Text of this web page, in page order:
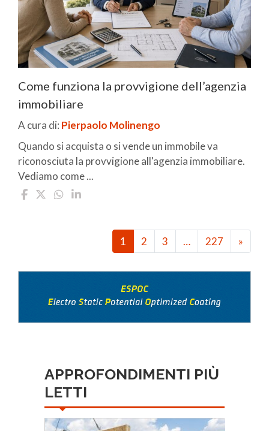
Come funziona la provvigione dell’agenzia
immobiliare
A cura di: Pierpaolo Molinengo
Quando si acquista o si vende un immobile va
riconosciuta la provvigione all'agenzia immobiliare.
Vediamo come ...
1 2 3 … 227 »
APPROFONDIMENTI PIÙ
LETTI